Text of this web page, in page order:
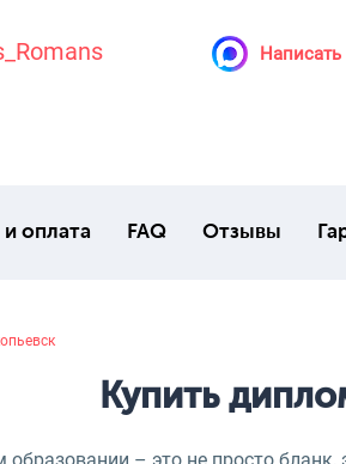
оплата FAQ Отзывы
Купить